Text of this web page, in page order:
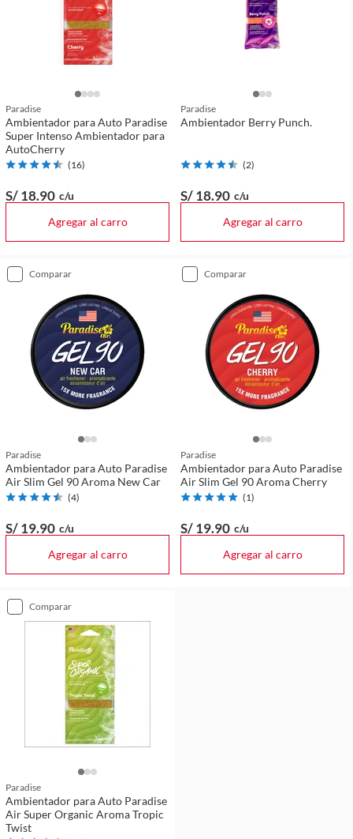
Paradise
Ambientador para Auto Paradise
Super Intenso Ambientador para
AutoCherry
(16)
S/ 18.90 c/u
Agregar al carro
Paradise
Ambientador Berry Punch.
(2)
S/ 18.90 c/u
Agregar al carro
comparar
Paradise
Ambientador para Auto Paradise
Air Slim Gel 90 Aroma New Car
(4)
S/ 19.90 c/u
Agregar al carro
comparar
Paradise
Ambientador para Auto Paradise
Air Slim Gel 90 Aroma Cherry
(1)
S/ 19.90 c/u
Agregar al carro
comparar
Paradise
Ambientador para Auto Paradise
Air Super Organic Aroma Tropic
Twist